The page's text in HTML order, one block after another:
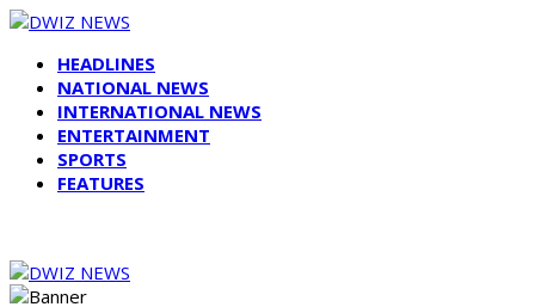
HEADLINES
NATIONAL NEWS
INTERNATIONAL NEWS
ENTERTAINMENT
SPORTS
FEATURES